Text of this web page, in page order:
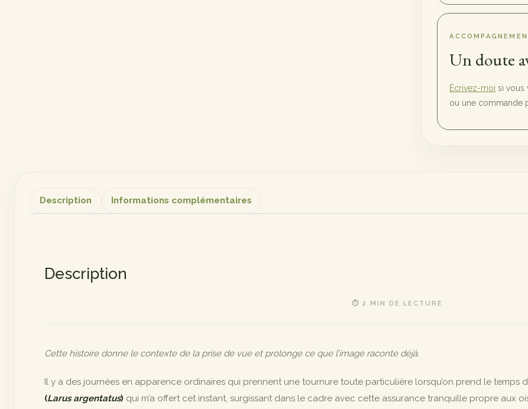
Un doute
Écrivez-moi si vous
ou une commande
Description Informations complémentaires
Description
⏱ 2 MIN DE LECTURE
Cette histoire donne le contexte de la prise de vue et prolonge ce que l’image raconte déjà.
Il y a des journées en apparence ordinaires qui prennent une tournure toute particulière lorsqu’on prend le temps de
(Larus argentatus) qui m’a offert cet instant, surgissant dans le cadre avec cette assurance tranquille propre aux